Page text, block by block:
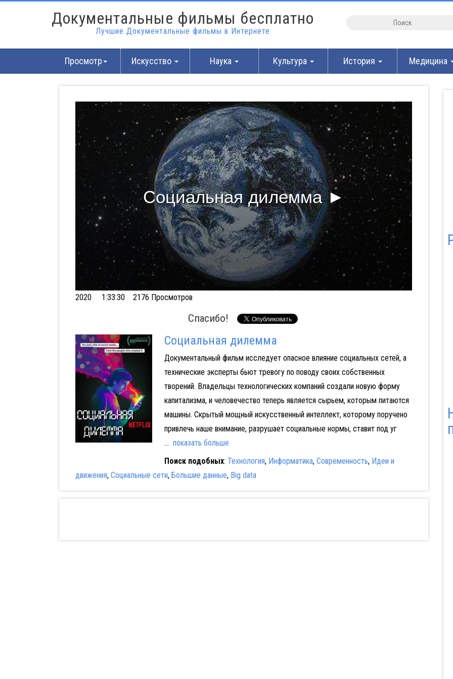
Документальные фильмы бесплатно
Лучшие Документальные фильмы в Интернете
Просмотр Искусство Наука Культура История Медицина
Социальная дилемма ►
Volume
90%
2020 1:33:30 2176 Просмотров
Спасибо!
Социальная дилемма
Документальный фильм исследует опасное влияние социальных сетей, а
технические эксперты бьют тревогу по поводу своих собственных
творений. Владельцы технологических компаний создали новую форму
капитализма, и человечество теперь является сырьем, которым питаются
машины. Скрытый мощный искусственный интеллект, которому поручено
привлечь наше внимание, разрушает социальные нормы, ставит под уг
... показать больше
Поиск подобных: Технология, Информатика, Современность, Идеи и
движения, Социальные сети, Большие данные, Big data
Аферист из Tinder Блицкриг
Битлз: